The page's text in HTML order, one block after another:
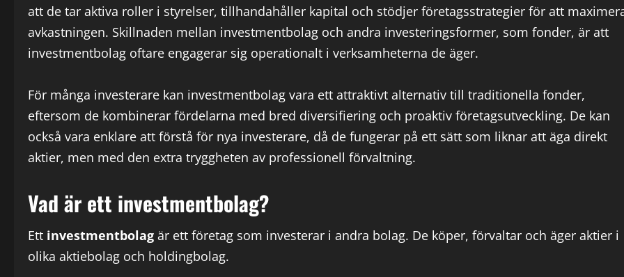
att de tar aktiva roller i styrelser, tillhandahåller kapital och stödjer företagsstrategier för att
avkastningen. Skillnaden mellan investmentbolag och andra investeringsformer, som fonder, är att
investmentbolag oftare engagerar sig operationalt i verksamheterna de äger.
För många investerare kan investmentbolag vara ett attraktivt alternativ till traditionella fonder,
eftersom de kombinerar fördelarna med bred diversifiering och proaktiv företagsutveckling. De kan
också vara enklare att förstå för nya investerare, då de fungerar på ett sätt som liknar att äga direkt
aktier, men med den extra tryggheten av professionell förvaltning.
Vad är ett investmentbolag?
Ett investmentbolag är ett företag som investerar i andra bolag. De köper, förvaltar och äger aktier i
olika aktiebolag och holdingbolag.